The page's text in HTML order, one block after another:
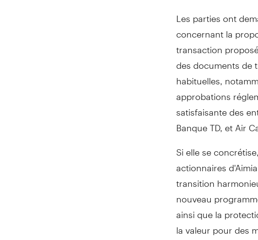
Les parties ont
concernant la
transaction
des documents de
habituelles,
approbations
satisfaisante des
Banque TD, et Air
Si elle se
actionnaires
transition
nouveau
ainsi que la
la valeur pour des